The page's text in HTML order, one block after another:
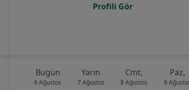
Profili Gör
Bugün
6 Ağustos
Yarın
7 Ağustos
Cmt,
8 Ağustos
Paz,
9